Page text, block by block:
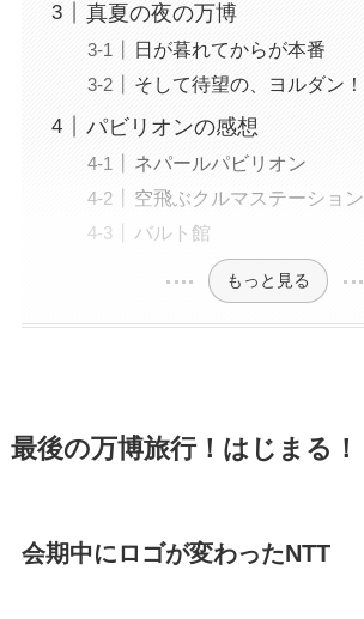
真夏の夜の万博
日が暮れてからが本番
そして待望の、ヨルダン！
パビリオンの感想
ネパールパビリオン
空飛ぶクルマステーション
バルト館
もっと見る
最後の万博旅行！はじまる！
会期中にロゴが変わったNTT